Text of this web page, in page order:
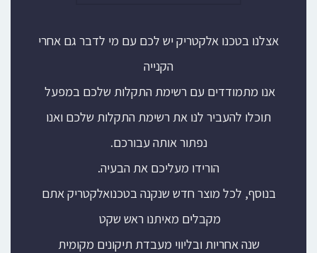
אצלנו בטכנו אלקטריק יש לכם עם מי לדבר גם אחרי
הקנייה
אנו מתמודדים עם רשימת התקלות שלכם במפעל
תוכלו להעביר לנו את רשימת התקלות שלכם ואנו
נפתור אותה עבורכם.
הורידו מעליכם את הבעיה.
בנוסף, לכל מוצר חדש שנקנה בטכנואלקטריק אתם
מקבלים מאיתנו ראש שקט
שנה אחריות ובליווי מעבדת תיקונים מקומית